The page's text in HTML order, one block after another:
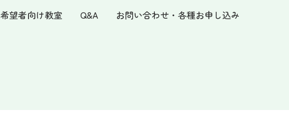
希望者向け教室 Q&A お問い合わせ・各種お申し込み